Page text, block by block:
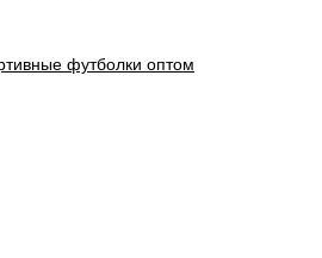
футболки оптом